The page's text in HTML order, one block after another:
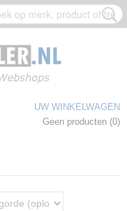
UW WINKELWAGEN
Geen producten (0)